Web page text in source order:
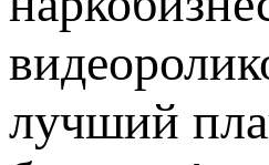
лучший